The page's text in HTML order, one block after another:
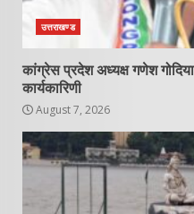
उत्तराखण्ड
कांग्रेस प्रदेश अध्यक्ष गणेश
कार्यकारिणी
August 7, 2026